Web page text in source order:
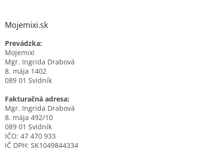
Mojemixi.sk
Prevádzka:
Mojemixi
Mgr. Ingrida Drabová
8. mája 1402
089 01 Svidník
Fakturačná adresa:
Mgr. Ingrida Drabová
8. mája 492/10
089 01 Svidník
IČO: 47 470 933
IČ DPH: SK1049844334